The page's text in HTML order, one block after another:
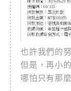
也許我們的
但是，再小
哪怕只有那